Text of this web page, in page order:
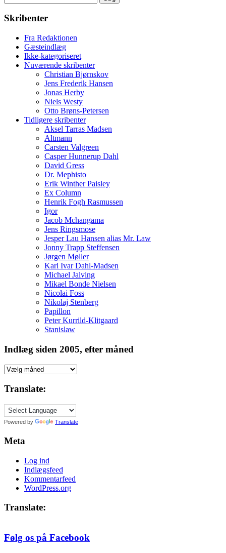
efter:
Skribenter
Fra Redaktionen
Gæsteindlæg
Ikke-kategoriseret
Nuværende skribenter
Christian Bjørnskov
Jens Frederik Hansen
Jonas Herby
Niels Westy
Otto Brøns-Petersen
Tidligere skribenter
Aksel Tarras Madsen
Altmann
Carsten Valgreen
Casper Hunnerup Dahl
David Gress
Dr. Mephisto
Erik Winther Paisley
Ex Column
Henrik Fogh Rasmussen
Igor
Jacob Mchangama
Jens Ringsmose
Jesper Lau Hansen alias Mr. Law
Jonny Trapp Steffensen
Jørgen Møller
Karl Ivar Dahl-Madsen
Michael Jalving
Mikael Bonde Nielsen
Nicolai Foss
Nikolaj Stenberg
Papillon
Peter Kurrild-Klitgaard
Stanislaw
Indlæg siden 2005, efter måned
Indlæg
2005,
måned
Translate:
Powered by Translate
Meta
Log ind
Indlægsfeed
Kommentarfeed
WordPress.org
Translate:
Følg os på Facebook